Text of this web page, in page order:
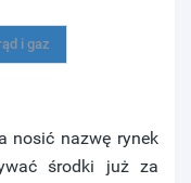
i gaz
nosić nazwę rynek
środki już za